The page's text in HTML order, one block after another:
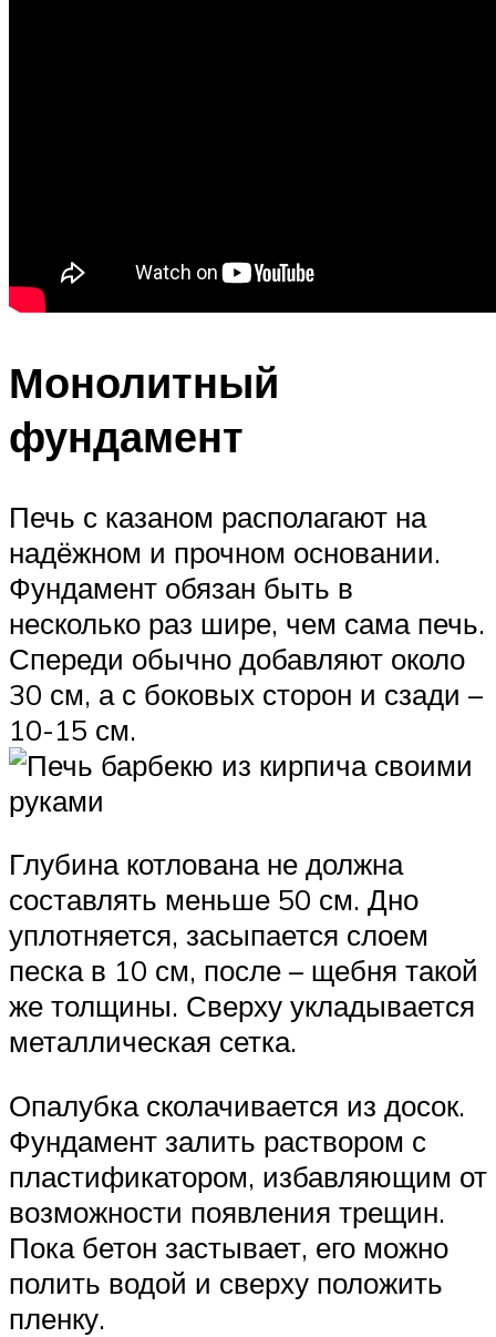
Монолитный
фундамент
Печь с казаном располагают на
надёжном и прочном основании.
Фундамент обязан быть в
несколько раз шире, чем сама печь.
Спереди обычно добавляют около
30 см, а с боковых сторон и сзади –
10-15 см.
Глубина котлована не должна
составлять меньше 50 см. Дно
уплотняется, засыпается слоем
песка в 10 см, после – щебня такой
же толщины. Сверху укладывается
металлическая сетка.
Опалубка сколачивается из досок.
Фундамент залить раствором с
пластификатором, избавляющим от
возможности появления трещин.
Пока бетон застывает, его можно
полить водой и сверху положить
пленку.